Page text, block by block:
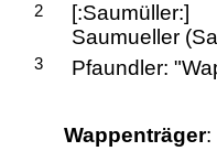
2
[:Saumüller:]
Saumueller
3 Pfaundler:
Wappenträger: